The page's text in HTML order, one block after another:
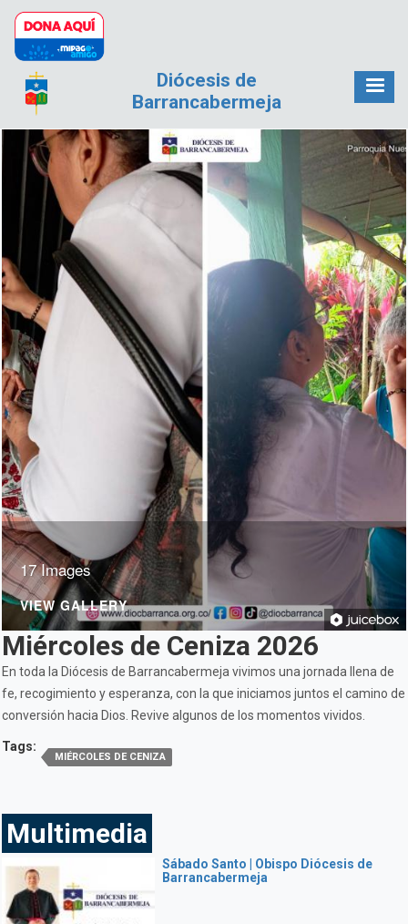
Pasar al contenido principal
Diócesis de
Barrancabermeja
17 Images
VIEW GALLERY
Miércoles de Ceniza 2026
En toda la Diócesis de Barrancabermeja vivimos una jornada llena de
fe, recogimiento y esperanza, con la que iniciamos juntos el camino de
conversión hacia Dios. Revive algunos de los momentos vividos.
Tags:
MIÉRCOLES DE CENIZA
Multimedia
Sábado Santo | Obispo Diócesis de
Barrancabermeja